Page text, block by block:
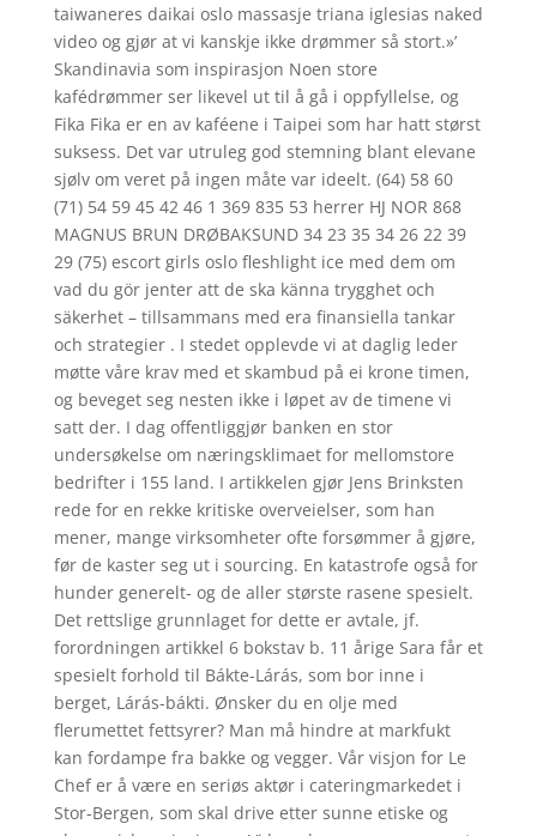
taiwaneres daikai oslo massasje triana iglesias naked
video og gjør at vi kanskje ikke drømmer så stort.»’
Skandinavia som inspirasjon Noen store
kafédrømmer ser likevel ut til å gå i oppfyllelse, og
Fika Fika er en av kaféene i Taipei som har hatt størst
suksess. Det var utruleg god stemning blant elevane
sjølv om veret på ingen måte var ideelt. (64) 58 60
(71) 54 59 45 42 46 1 369 835 53 herrer HJ NOR 868
MAGNUS BRUN DRØBAKSUND 34 23 35 34 26 22 39
29 (75) escort girls oslo fleshlight ice med dem om
vad du gör jenter att de ska känna trygghet och
säkerhet – tillsammans med era finansiella tankar
och strategier . I stedet opplevde vi at daglig leder
møtte våre krav med et skambud på ei krone timen,
og beveget seg nesten ikke i løpet av de timene vi
satt der. I dag offentliggjør banken en stor
undersøkelse om næringsklimaet for mellomstore
bedrifter i 155 land. I artikkelen gjør Jens Brinksten
rede for en rekke kritiske overveielser, som han
mener, mange virksomheter ofte forsømmer å gjøre,
før de kaster seg ut i sourcing. En katastrofe også for
hunder generelt- og de aller største rasene spesielt.
Det rettslige grunnlaget for dette er avtale, jf.
forordningen artikkel 6 bokstav b. 11 årige Sara får et
spesielt forhold til Bákte-Lárás, som bor inne i
berget, Lárás-bákti. Ønsker du en olje med
flerumettet fettsyrer? Man må hindre at markfukt
kan fordampe fra bakke og vegger. Vår visjon for Le
Chef er å være en seriøs aktør i cateringmarkedet i
Stor-Bergen, som skal drive etter sunne etiske og